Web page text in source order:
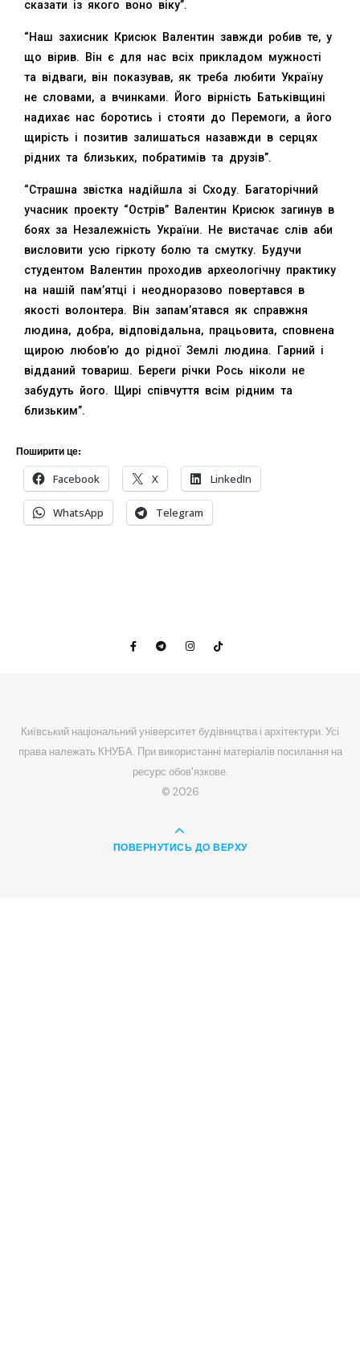
сказати із якого воно віку”.
“Наш захисник Крисюк Валентин завжди робив те, у
що вірив. Він є для нас всіх прикладом мужності
та відваги, він показував, як треба любити Україну
не словами, а вчинками. Його вірність Батьківщині
надихає нас боротись і стояти до Перемоги, а його
щирість і позитив залишаться назавжди в серцях
рідних та близьких, побратимів та друзів”.
“Страшна звістка надійшла зі Сходу. Багаторічний
учасник проекту “Острів” Валентин Крисюк загинув в
боях за Незалежність України. Не вистачає слів аби
висловити усю гіркоту болю та смутку. Будучи
студентом Валентин проходив археологічну практику
на нашій пам’ятці і неодноразово повертався в
якості волонтера. Він запам’ятався як справжня
людина, добра, відповідальна, працьовита, сповнена
щирою любов’ю до рідної Землі людина. Гарний і
відданий товариш. Береги річки Рось ніколи не
забудуть його. Щирі співчуття всім рідним та
близьким”.
Поширити це:
Facebook X LinkedIn
WhatsApp Telegram
Київський національний університет будівництва і архітектури. Усі
права належать КНУБА. При використанні матеріалів посилання на
ресурс обов'язкове.
© 2026
ПОВЕРНУТИСЬ ДО ВЕРХУ